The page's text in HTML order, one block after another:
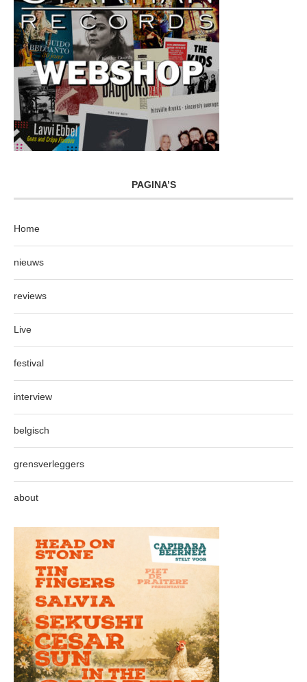
PAGINA’S
Home
nieuws
reviews
Live
festival
interview
belgisch
grensverleggers
about